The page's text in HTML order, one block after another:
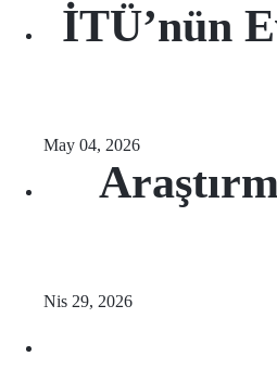
İTÜ’nün
May 04, 2026
Nis 29, 2026